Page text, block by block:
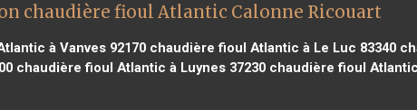
chaudière fioul Atlantic Calonne Ricouart
à Vanves 92170 chaudière fioul Atlantic à Le Luc 83340
chaudière fioul Atlantic à Luynes 37230 chaudière fioul